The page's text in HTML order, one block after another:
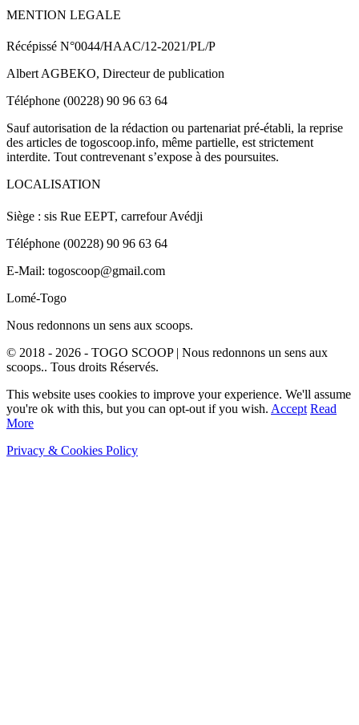
MENTION LEGALE
Récépissé N°0044/HAAC/12-2021/PL/P
Albert AGBEKO, Directeur de publication
Téléphone (00228) 90 96 63 64
Sauf autorisation de la rédaction ou partenariat pré-établi, la reprise
des articles de togoscoop.info, même partielle, est strictement
interdite. Tout contrevenant s’expose à des poursuites.
LOCALISATION
Siège : sis Rue EEPT, carrefour Avédji
Téléphone (00228) 90 96 63 64
E-Mail: togoscoop@gmail.com
Lomé-Togo
Nous redonnons un sens aux scoops.
© 2018 - 2026 - TOGO SCOOP | Nous redonnons un sens aux
scoops.. Tous droits Réservés.
This website uses cookies to improve your experience. We'll assume
you're ok with this, but you can opt-out if you wish. Accept Read
More
Privacy & Cookies Policy